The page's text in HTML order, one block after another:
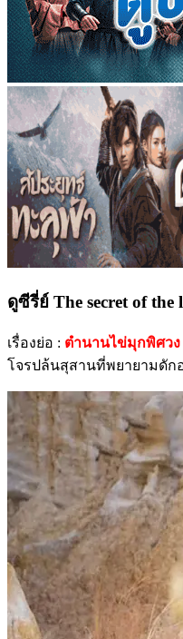
ดูซีรี่ย์ The secret of
เรื่องย่อ : ตํานานไข่มุกพิศวง
โจรปล้นสุสานที่พยายามดัก